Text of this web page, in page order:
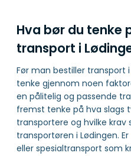
Hva bør du tenke
transport i
Før man bestiller transport
tenke gjennom noen
en pålitelig og passende
fremst tenke på hva slags
transportere og hvilke
transportøren i Lødingen.
eller spesialtransport som